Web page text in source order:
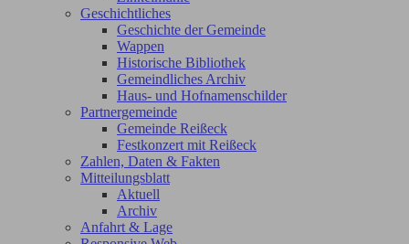
Geschichtliches
Geschichte der Gemeinde
Wappen
Historische Bibliothek
Gemeindliches Archiv
Haus- und Hofnamenschilder
Partnergemeinde
Gemeinde Reißeck
Festkonzert mit Reißeck
Zahlen, Daten & Fakten
Mitteilungsblatt
Aktuell
Archiv
Anfahrt & Lage